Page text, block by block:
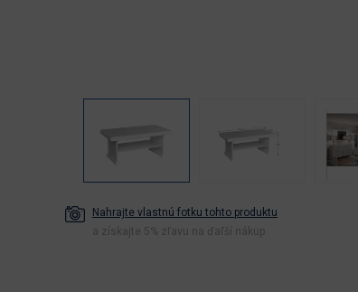
Nahrajte vlastnú fotku tohto produktu
a získajte 5% zľavu na ďaľší nákup